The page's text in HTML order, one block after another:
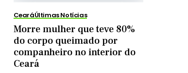
CearáÚltimas Notícias
Morre mulher que teve 80%
do corpo queimado por
companheiro no interior do
Ceará